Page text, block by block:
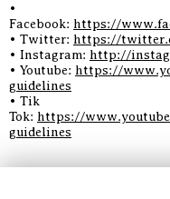
•
Facebook: https://
• Twitter: https://
• Instagram: http://
• Youtube: https://
guidelines
• Tik
Tok: https://
guidelines